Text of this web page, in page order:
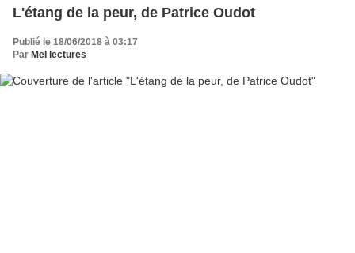
L'étang de la peur, de Patrice Oudot
Publié le 18/06/2018 à 03:17
Par Mel lectures